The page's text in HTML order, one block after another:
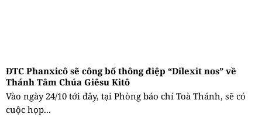
ĐTC Phanxicô sẽ công bố thông điệp “Dilexit nos” về
Thánh Tâm Chúa Giêsu Kitô
Vào ngày 24/10 tới đây, tại Phòng báo chí Toà Thánh, sẽ có
cuộc họp...